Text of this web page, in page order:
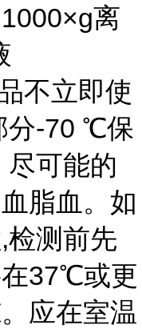
离
不立即使
分-70 ℃保
可能的
脂血。如
检测前先
37℃或更
应在室温